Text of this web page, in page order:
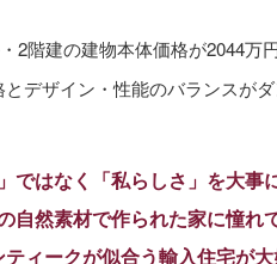
2階建の建物本体価格が2044万
デザイン・性能のバランスがダ
ではなく「私らしさ」を大事
自然素材で作られた家に憧れ
ィークが似合う輸入住宅が大